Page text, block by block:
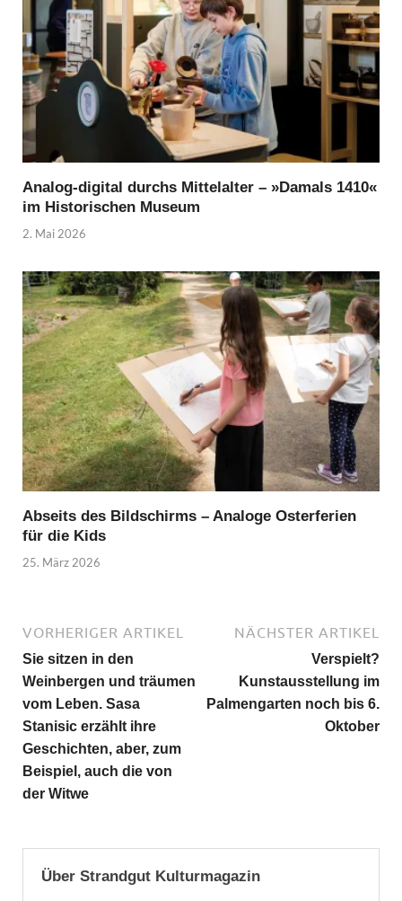
Analog-digital durchs Mittelalter – »Damals 1410«
im Historischen Museum
2. Mai 2026
Abseits des Bildschirms – Analoge Osterferien
für die Kids
25. März 2026
VORHERIGER ARTIKEL
Sie sitzen in den
Weinbergen und träumen
vom Leben. Sasa
Stanisic erzählt ihre
Geschichten, aber, zum
Beispiel, auch die von
der Witwe
NÄCHSTER ARTIKEL
Verspielt?
Kunstausstellung im
Palmengarten noch bis 6.
Oktober
Über Strandgut Kulturmagazin